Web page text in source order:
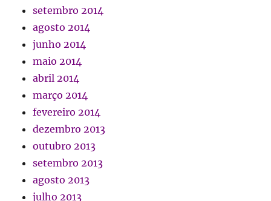
setembro 2014
agosto 2014
junho 2014
maio 2014
abril 2014
março 2014
fevereiro 2014
dezembro 2013
outubro 2013
setembro 2013
agosto 2013
julho 2013